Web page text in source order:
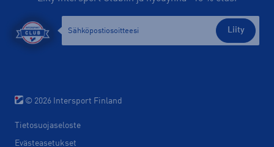
Liity
© 2026 Intersport Finland
Tietosuojaseloste
Evästeasetukset